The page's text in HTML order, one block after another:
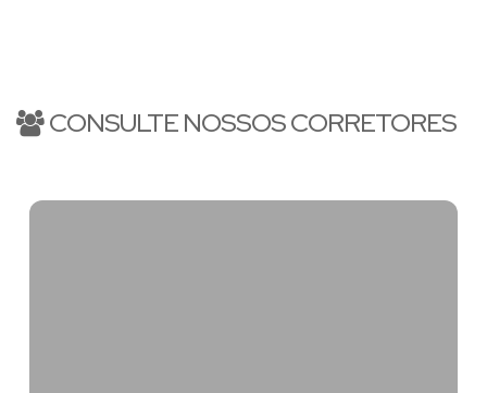
do Atlântico. Excelente para investir, morar e principalmente,
CONSULTE NOSSOS CORRETORES